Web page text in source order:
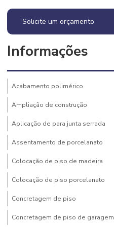
Solicite um orçamento
Informações
Acabamento polimérico
Ampliação de construção
Aplicação de para junta serrada
Assentamento de porcelanato
Colocação de piso de madeira
Colocação de piso porcelanato
Concretagem de piso
Concretagem de piso de garagem